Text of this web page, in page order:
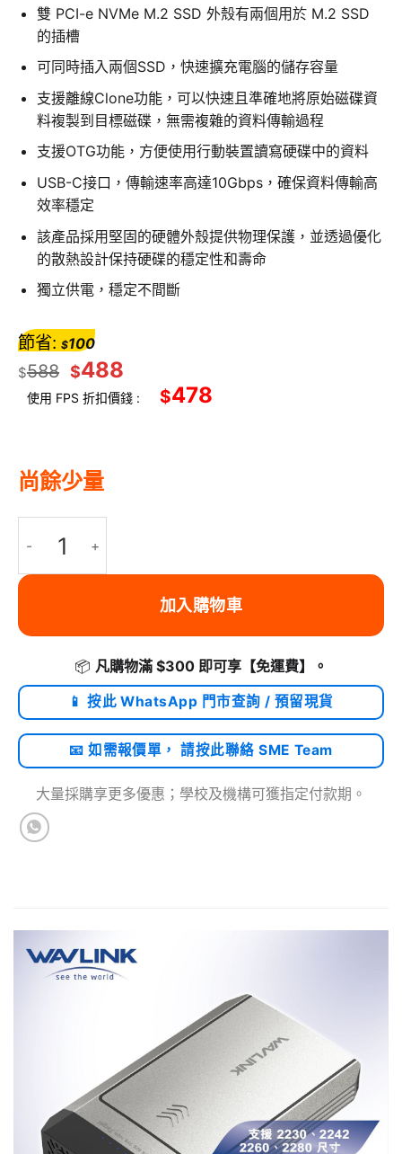
雙 PCI-e NVMe M.2 SSD 外殼有兩個用於 M.2 SSD
的插槽
可同時插入兩個SSD，快速擴充電腦的儲存容量
支援離線Clone功能，可以快速且準確地將原始磁碟資
料複製到目標磁碟，無需複雜的資料傳輸過程
支援OTG功能，方便使用行動裝置讀寫硬碟中的資料
USB-C接口，傳輸速率高達10Gbps，確保資料傳輸高
效率穩定
該產品採用堅固的硬體外殼提供物理保護，並透過優化
的散熱設計保持硬碟的穩定性和壽命
獨立供電，穩定不間斷
$588 $488
節省: $100
使用 FPS 折扣價錢 : $478
尚餘少量
加入購物車
📦 凡購物滿 $300 即可享 【免運費】 。
📱 按此 WhatsApp 門市查詢 / 預留現貨
📧 如需報價單， 請按此聯絡 SME Team
大量採購享更多優惠；學校及機構可獲指定付款期。